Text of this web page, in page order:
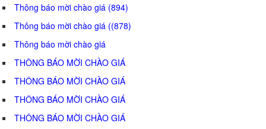
Thông báo mời chào giá (894)
Thông báo mời chào giá ((878)
Thông báo mời chào giá
THÔNG BÁO MỜI CHÀO GIÁ
THÔNG BÁO MỜI CHÀO GIÁ
THÔNG BÁO MỜI CHÀO GIÁ
THÔNG BÁO MỜI CHÀO GIÁ